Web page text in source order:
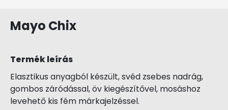
Mayo Chix
Termék leírás
Elasztikus anyagból készült, svéd zsebes nadrág,
gombos záródással, öv kiegészítővel, mosáshoz
levehető kis fém márkajelzéssel.